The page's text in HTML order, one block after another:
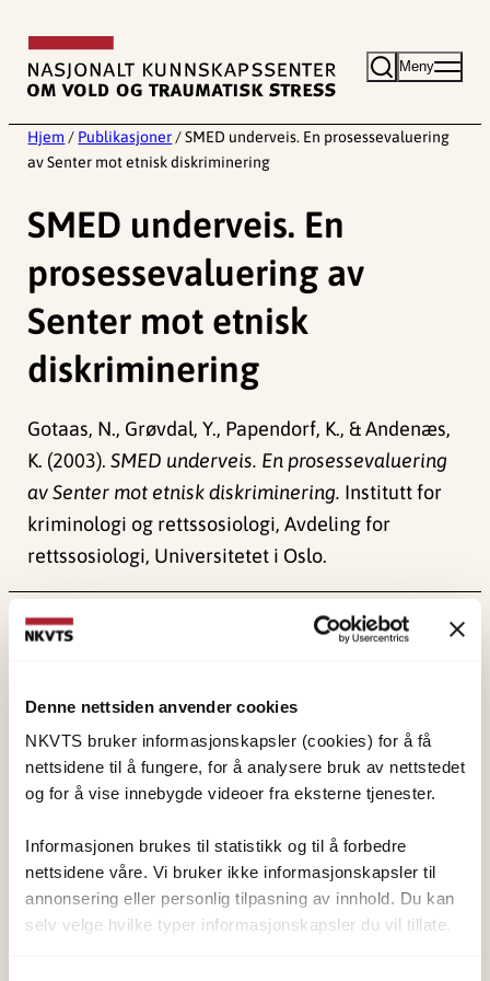
Denne nettsiden anvender cookies
NKVTS bruker informasjonskapsler (cookies) for å få
nettsidene til å fungere, for å analysere bruk av nettstedet
og for å vise innebygde videoer fra eksterne tjenester.
Informasjonen brukes til statistikk og til å forbedre
nettsidene våre. Vi bruker ikke informasjonskapsler til
annonsering eller personlig tilpasning av innhold. Du kan
selv velge hvilke typer informasjonskapsler du vil tillate.
innhold
Meny
Hjem / Publikasjoner / SMED underveis. En prosessevaluering
av Senter mot etnisk diskriminering
SMED underveis. En
prosessevaluering av
Senter mot etnisk
diskriminering
Gotaas, N., Grøvdal, Y., Papendorf, K., & Andenæs,
K. (2003).SMED underveis. En prosessevaluering
av Senter mot etnisk diskriminering. Institutt for
kriminologi og rettssosiologi, Avdeling for
rettssosiologi, Universitetet i Oslo.
Publisert:
om vold og traumatisk stress. Formålet er å bidra
til å forebygge og redusere de helsemessige og
sosiale konsekvensene som vold og traumatisk